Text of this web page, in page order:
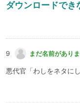
ダウンロードでき
9 まだ名前があり
悪代官「わしをネタにし